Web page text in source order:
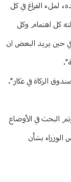
لملء الفراغ في كل
كل اهتمام وكل
حين يريد البعض ان
الزكاة في عكار".
البحث في الأوضاع
الوزراء بشأن